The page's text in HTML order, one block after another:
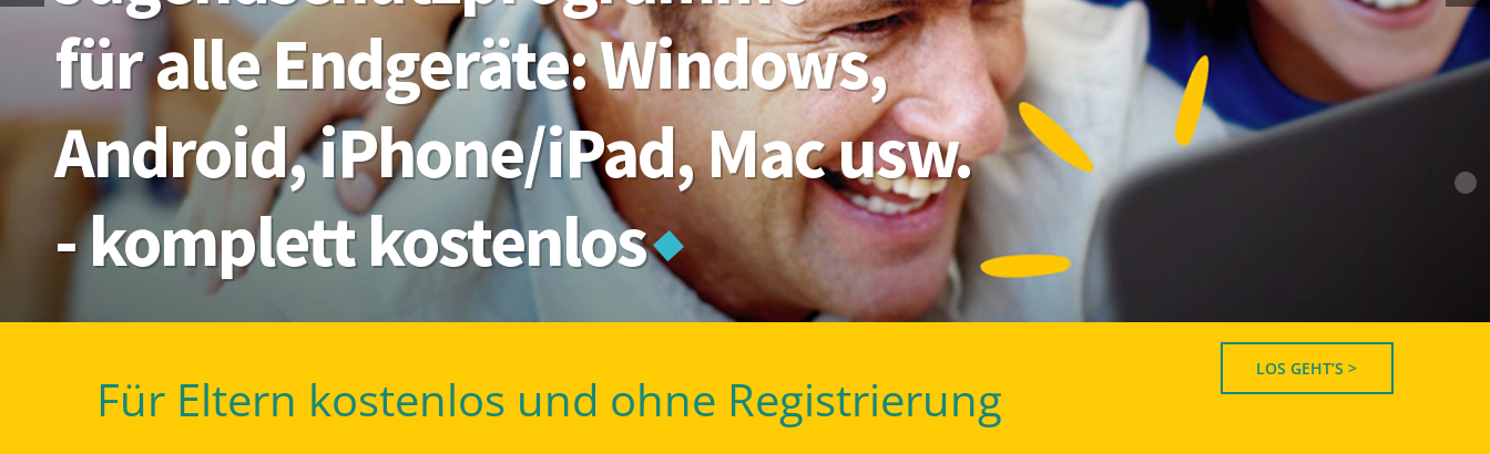
- komplett kostenlos
Android, iPhone/iPad, Mac usw.
für alle Endgeräte: Windows,
Für Eltern kostenlos und ohne Registrierung
LOS GEHT’S >